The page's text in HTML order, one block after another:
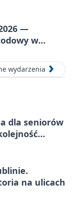
—
w
wydarzenia
dla seniorów
na ulicach